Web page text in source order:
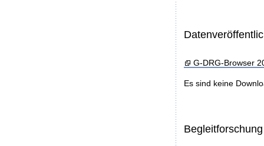
G-DRG-Browser
Es sind keine
Begleitforschung